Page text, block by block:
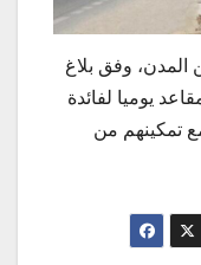
وفق بلاغ
الأربعاء، عن وزارة النقل، 10 مقاعد يوميا لفائدة
تمكينهم من